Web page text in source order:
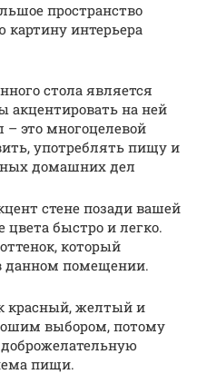
пространство
интерьера
стола является
на ней
это многоцелевой
употреблять пищу и
домашних дел
стене позади вашей
быстро и легко.
который
данном помещении.
красный, желтый и
выбором, потому
пищи.